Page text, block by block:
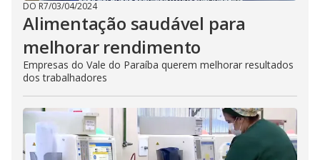
DO R7/03/04/2024
Alimentação saudável para
melhorar rendimento
Empresas do Vale do Paraíba querem melhorar resultados
dos trabalhadores